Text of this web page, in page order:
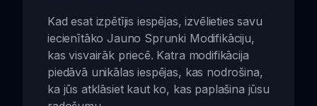
Kad esat izpētījis iespējas, izvēlieties savu
iecienītāko Jauno Sprunki Modifikāciju,
kas visvairāk priecē. Katra modifikācija
piedāvā unikālas iespējas, kas nodrošina,
ka jūs atklāsiet kaut ko, kas paplašina jūsu